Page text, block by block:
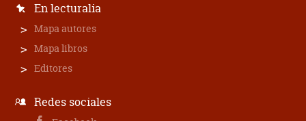
En lecturalia
Mapa autores
Mapa libros
Editores
Redes sociales